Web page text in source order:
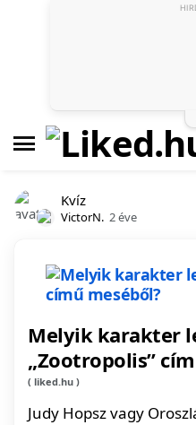
Kvíz
VictorN. 2 éve
Melyik karakter
„Zootropolis”
liked.hu
Judy Hopsz vagy